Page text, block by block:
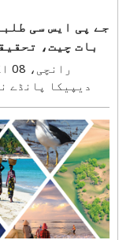
جے پی ایس سی
بات چیت،
دیپیکا پانڈے
درمیان ہفتہ کو
کی بات سنجیدگی